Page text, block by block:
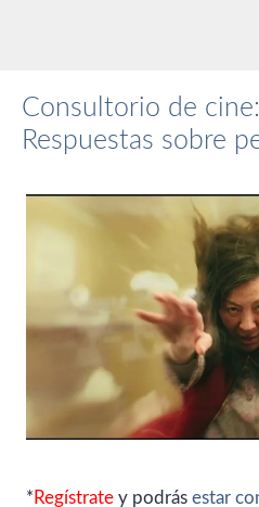
Consultorio de
Respuestas sobre
* Regístrate y podrás estar